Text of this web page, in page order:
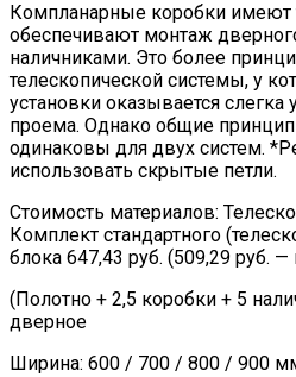
Компланарные коробки имеют
обеспечивают монтаж
наличниками. Это более
телескопической системы, у
установки оказывается слегка
проема. Однако общие
одинаковы для двух систем.
использовать скрытые петли.
Стоимость материалов:
Комплект стандартного
блока 647,43 руб. (509,29 руб.
(Полотно + 2,5 коробки + 5
дверное
Ширина: 600 / 700 / 800 / 900